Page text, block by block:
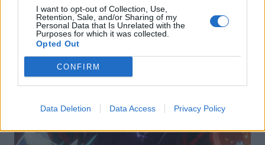
I want to opt-out of Collection, Use,
Retention, Sale, and/or Sharing of my
Personal Data that Is Unrelated with the
Purposes for which it was collected.
Opted Out
CONFIRM
Data Deletion Data Access Privacy Policy
Trofei
Articoli simili